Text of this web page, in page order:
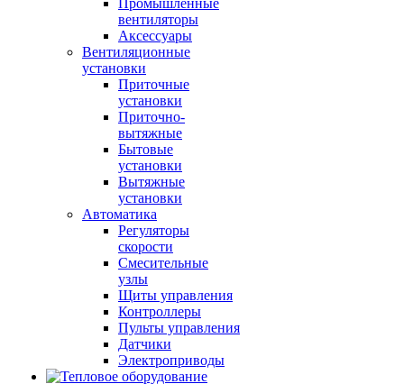
Промышленные
вентиляторы
Аксессуары
Вентиляционные
установки
Приточные
установки
Приточно-
вытяжные
Бытовые
установки
Вытяжные
установки
Автоматика
Регуляторы
скорости
Смесительные
узлы
Щиты управления
Контроллеры
Пульты управления
Датчики
Электроприводы